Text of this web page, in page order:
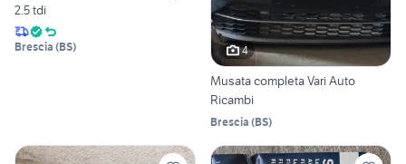
2.5 tdi
Brescia (BS) 4
Musata completa Vari Auto
Ricambi
Brescia (BS)